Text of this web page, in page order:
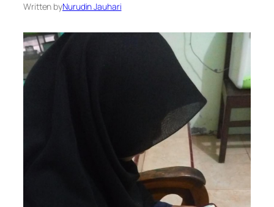
Written byNurudin Jauhari